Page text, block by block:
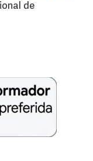
de